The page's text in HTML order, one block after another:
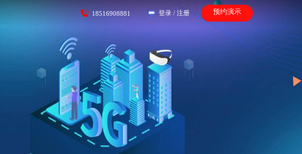
18516908881 登录 / 注册 预约演示